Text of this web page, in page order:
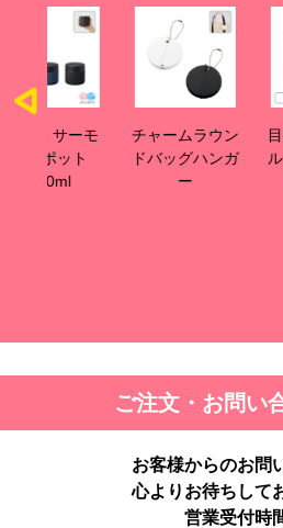
チャームラウン
ドバッグハンガ
目盛り付シ
ルシェイカ
ご注文・お問い
お客様からのお問
心よりお待ちして
営業受付時